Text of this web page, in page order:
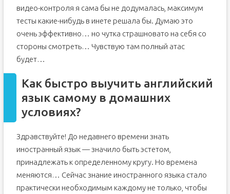
видео-контроля я сама бы не додумалась, максимум
тесты какие-нибудь в инете решала бы. Думаю это
очень эффективно… но чутка страшновато на себя со
стороны смотреть… Чувствую там полный атас
будет…
Как быстро выучить английский
язык самому в домашних
условиях?
Здравствуйте! До недавнего времени знать
иностранный язык — значило быть эстетом,
принадлежать к определенному кругу. Но времена
меняются… Сейчас знание иностранного языка стало
практически необходимым каждому не только, чтобы